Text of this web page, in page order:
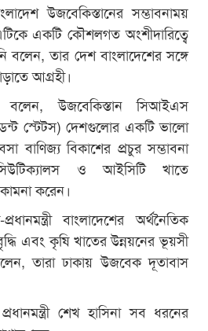
উজবেকিস্তানের সম্ভাবনাময়
একটি কৌশলগত অংশীদারিত্বে
বলেন, তার দেশ বাংলাদেশের সঙ্গে
আগ্রহী।
বলেন, উজবেকিস্তান সিআইএস
স্টেটস) দেশগুলোর একটি ভালো
বাণিজ্য বিকাশের প্রচুর সম্ভাবনা
ও আইসিটি খাতে
করেন।
বাংলাদেশের অর্থনৈতিক
এবং কৃষি খাতের উন্নয়নের ভূয়সী
তারা ঢাকায় উজবেক দূতাবাস
শেখ হাসিনা সব ধরনের